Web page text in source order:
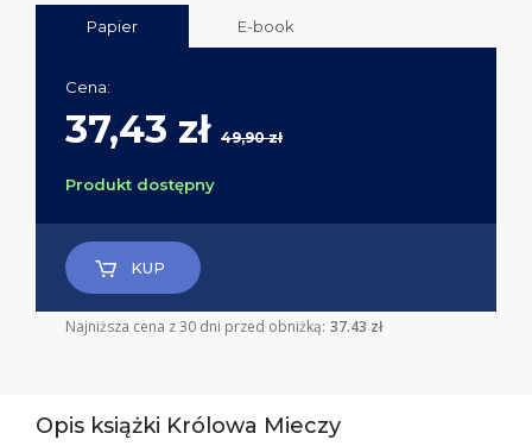
Papier E-book
Cena:
37,43 zł 49,90 zł
Produkt dostępny
KUP
Najniższa cena z 30 dni przed obniżką: 37.43 zł
Opis książki Królowa Mieczy